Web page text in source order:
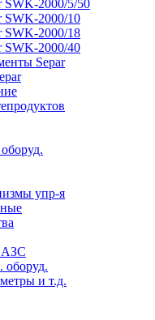
SWK-2000/5/50
SWK-2000/10
SWK-2000/18
SWK-2000/40
Separ
упр-я
АЗС
оборуд.
и т.д.